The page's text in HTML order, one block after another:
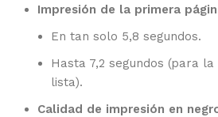
Impresión de la primera
En tan solo 5,8 segundos.
Hasta 7,2 segundos (para
lista).
Calidad de impresión en